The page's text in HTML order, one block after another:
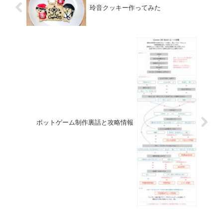
玲音クッキー作ってみた
ボットゲーム制作裏話と攻略情報